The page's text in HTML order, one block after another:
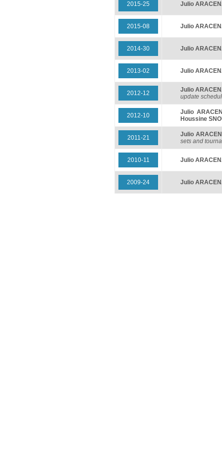
2015-25 Julio
2015-08 Julio
2014-30 Julio
2013-02 Julio
2012-12
Julio
update
2012-10
Julio
Houssine
2011-21
Julio
sets and
2010-11 Julio
2009-24 Julio